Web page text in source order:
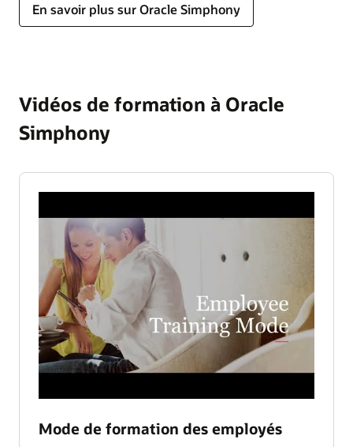
En savoir plus sur Oracle Simphony
Vidéos de formation à Oracle
Simphony
Mode de formation des employés